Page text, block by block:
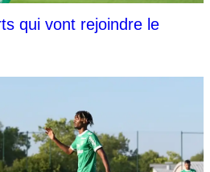
qui vont rejoindre le